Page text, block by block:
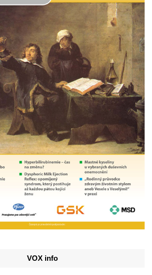
VOX info